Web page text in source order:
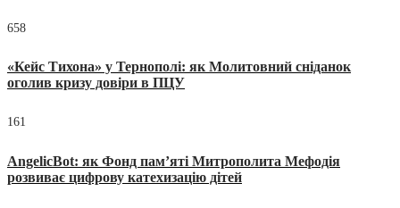
658
«Кейс Тихона» у Тернополі: як Молитовний сніданок
оголив кризу довіри в ПЦУ
161
AngelicBot: як Фонд пам’яті Митрополита Мефодія
розвиває цифрову катехизацію дітей